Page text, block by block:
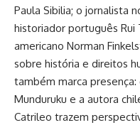
Paula Sibilia; o jornalista
historiador português
americano Norman
sobre história e direitos
também marca
Munduruku e a autora
Catrileo trazem